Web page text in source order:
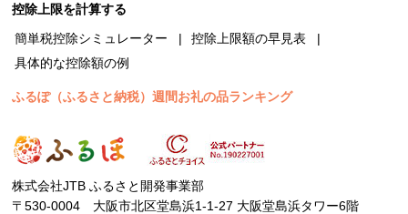
控除上限を計算する
簡単税控除シミュレーター
控除上限額の早見表
具体的な控除額の例
ふるぽ（ふるさと納税）週間お礼の品ランキング
株式会社JTB ふるさと開発事業部
〒530-0004 大阪市北区堂島浜1-1-27 大阪堂島浜タワー6階